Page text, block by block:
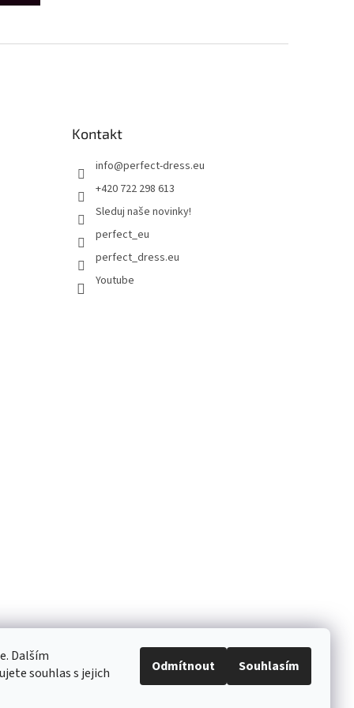
Dalším
souhlas s jejich
Odmítnout Souhlasím
Kontakt
info@perfect-dress.eu
+420 722 298 613
Sleduj naše novinky!
perfect_eu
perfect_dress.eu
Youtube